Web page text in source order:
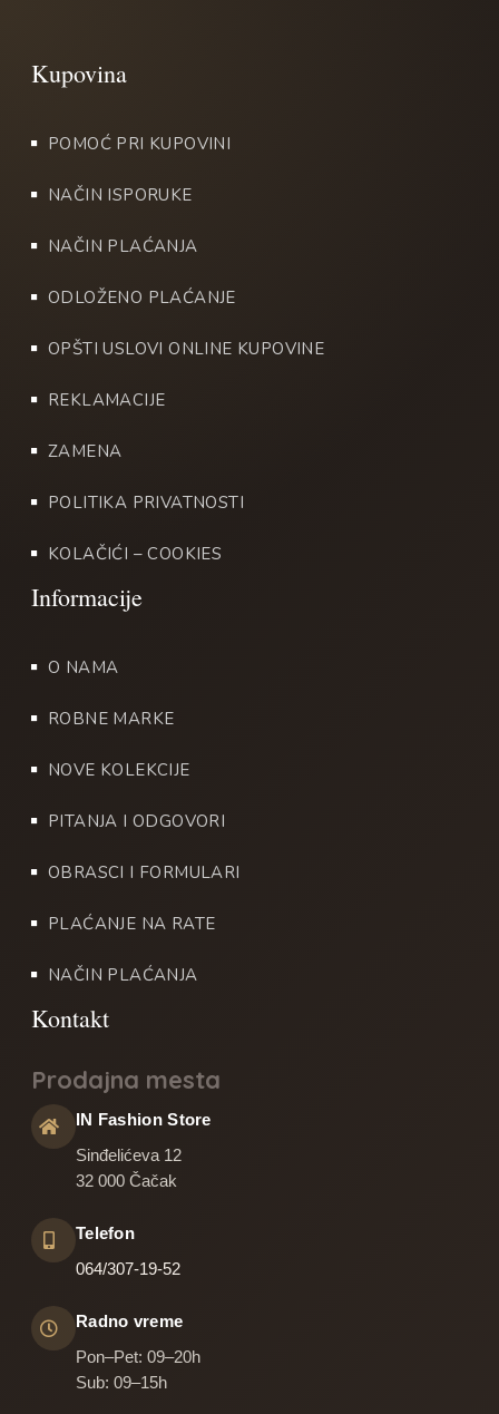
POMOĆ PRI KUPOVINI
NAČIN ISPORUKE
NAČIN PLAĆANJA
ODLOŽENO PLAĆANJE
OPŠTI USLOVI ONLINE KUPOVINE
REKLAMACIJE
ZAMENA
POLITIKA PRIVATNOSTI
KOLAČIĆI – COOKIES
O NAMA
ROBNE MARKE
NOVE KOLEKCIJE
PITANJA I ODGOVORI
OBRASCI I FORMULARI
PLAĆANJE NA RATE
NAČIN PLAĆANJA
Prodajna mesta
IN Fashion Store
Sinđelićeva 12
32 000 Čačak
Telefon
064/307-19-52
Radno vreme
Pon–Pet: 09–20h
Sub: 09–15h